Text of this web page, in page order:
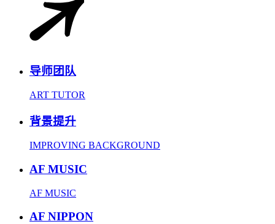
导师团队
ART TUTOR
背景提升
IMPROVING BACKGROUND
AF MUSIC
AF MUSIC
AF NIPPON